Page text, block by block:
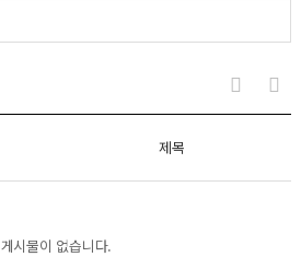
제목
게시물이 없습니다.